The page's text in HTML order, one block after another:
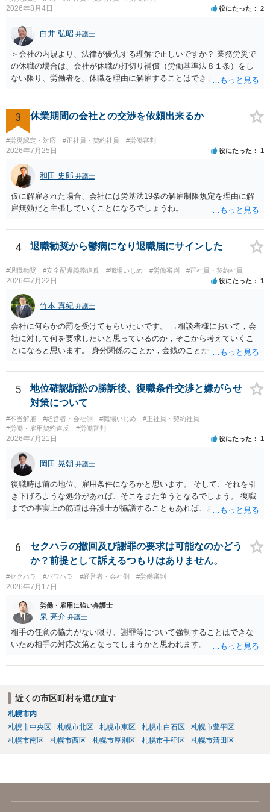
方式と着手金ゼロまたは少額で成功報酬大目の方式のどちらかが多い
弁護士に直接面談で相談されることをお勧めします。
2026年8月4日 役にたった 2
白井 弘昭 弁護士
＞会社の内規より、法律が優先する理解で正しいですか？ 業務労災で
の休職の場合は、会社が休職の打切り補償（労働基準法８１条）をし
ない限り、労働者を、休職を理由に解雇することはできません（労働
期間満了による退職は、業務労災への適用はありませんので、ご安心
ください。 仮に会社が打切り補償をせずに解雇した場合は、不当解雇
に当たります。 ＞労災の休業補償と、所得補償保険の保険金とは別
に、受け取れる金銭はありますでしょうか？ 業務労災の場合は、会社
の安全配慮義務違反が認められると解されますので、会社の損害賠償
責任（治療費、通院慰謝料、入院費、入院慰謝料、後遺障害慰謝料、
逸失利益等）が認められる可能性が高いと思われます。 また、業務労
災での第三者行為傷害（同僚の不注意等による事故）の場合は、当該
第三者の賠償責任も考えられます。 労災で支払われた分は、損害額か
ら控除（損益相殺）されますが、それを超えた部分は、会社もしく
が・・・）。極めて専門的な話ですので、詳細もしくは対応を最寄り
3 休業期間の会社との交渉を依頼出来るか
#労災認定・対応 #正社員・契約社員 #労働審判
2026年7月25日 役にたった 1
和田 史郎 弁護士
仮に解雇された場合、会社には労基法19条の解雇制限規定を理由に解
雇無効だと主張していくことになるでしょうね。
4 退職勧奨から鬱病になり退職届にサインした
#退職勧奨 #安全配慮義務違反 #職場いじめ #労働審判 #正社員・契約社員
2026年7月22日 役にたった 1
竹本 真紀 弁護士
会社に何らかの罰を受けてもらいたいです。 →相談者様において，会
社に対して何を要求したいと思っているのか，そこから考えていくこ
とになると思います。 身分関係のことか，金銭のことか，会社自体に
わからない，そういう状態なのであれば，その点を検討していくこと
から始めるのがよいと思います。
5
地位確認訴訟の勝訴後、復職条件交渉と嫌がらせ
対策について
#不当解雇 #経営者・会社側 #職場いじめ
#正社員・契約社員
#労働・雇用契約違反
#労働審判
2026年7月21日 役にたった 1
岡田 晃朝 弁護士
復職時は前の地位、雇用条件になるかと思います。 そして、それを引
き下げるような処分があれば、そこをまた争うとなるでしょう。 復職
までの事実上の筋道は弁護士が協議することもあれば、あなたがご自
ょうから、別途費用が発生することもありますが、出勤日時の設定く
らいならサービスでしてくれるかもしれません。
6
セクハラの撤回及び謝罪の要求は可能なのかどう
か？前提として訴えるつもりはありません。
#セクハラ #パワハラ #経営者・会社側 #労働審判
2026年7月17日
労働・雇用に強い弁護士
泉 亮介 弁護士
相手の任意の協力がない限り、謝罪等について強制することはできな
いため相手の対応次第となってしまうかと思われます。
近くの市区町村を選び直す
札幌市内
札幌市中央区
札幌市北区 札幌市東区 札幌市白石区
札幌市豊平区
札幌市南区
札幌市西区 札幌市厚別区 札幌市手稲区 札幌市清田区